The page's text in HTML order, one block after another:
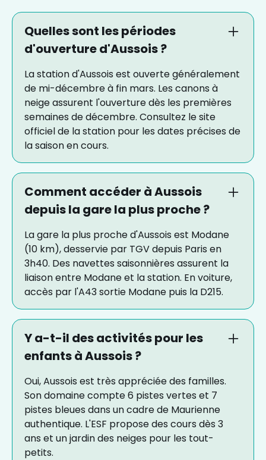
Quelles sont les périodes
d'ouverture d'Aussois ?
La station d'Aussois est ouverte généralement
de mi-décembre à fin mars. Les canons à
neige assurent l'ouverture dès les premières
semaines de décembre. Consultez le site
officiel de la station pour les dates précises de
la saison en cours.
Comment accéder à Aussois
depuis la gare la plus proche ?
La gare la plus proche d'Aussois est Modane
(10 km), desservie par TGV depuis Paris en
3h40. Des navettes saisonnières assurent la
liaison entre Modane et la station. En voiture,
accès par l'A43 sortie Modane puis la D215.
Y a-t-il des activités pour les
enfants à Aussois ?
Oui, Aussois est très appréciée des familles.
Son domaine compte 6 pistes vertes et 7
pistes bleues dans un cadre de Maurienne
authentique. L'ESF propose des cours dès 3
ans et un jardin des neiges pour les tout-
petits.